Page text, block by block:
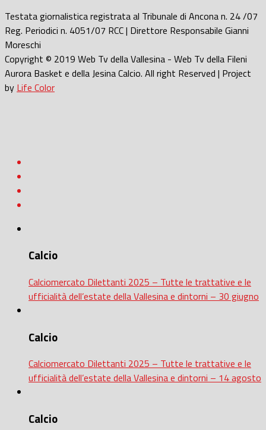
Testata giornalistica registrata al Tribunale di Ancona n. 24 /07
Reg. Periodici n. 4051/07 RCC | Direttore Responsabile Gianni
Moreschi
Copyright © 2019 Web Tv della Vallesina - Web Tv della Fileni
Aurora Basket e della Jesina Calcio. All right Reserved | Project
by Life Color
Calcio
Calciomercato Dilettanti 2025 – Tutte le trattative e le
ufficialità dell’estate della Vallesina e dintorni – 30 giugno
Calcio
Calciomercato Dilettanti 2025 – Tutte le trattative e le
ufficialità dell’estate della Vallesina e dintorni – 14 agosto
Calcio